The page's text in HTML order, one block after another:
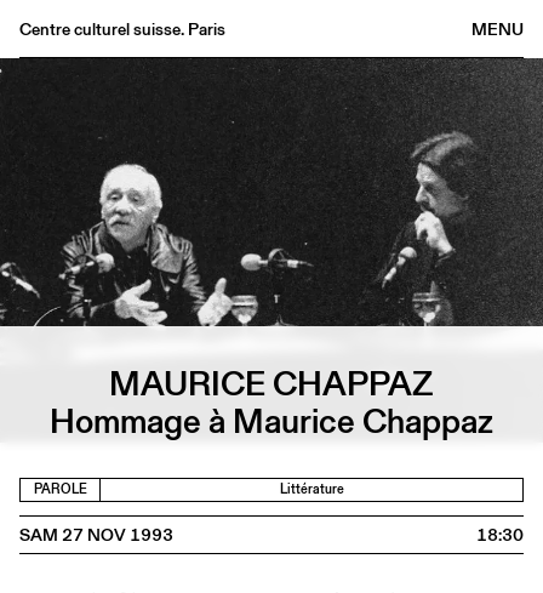
MENU
Centre culturel suisse. Paris
Buvette
Médiathèque
Éditions
Informations
MAURICE CHAPPAZ
Hommage à Maurice Chappaz
PAROLE Littérature
SAM 27 NOV 1993 18:30